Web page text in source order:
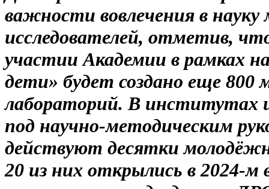
важности вовлечения в
исследователей, отметив,
участии Академии в рамках
дети» будет создано еще 800
лабораторий. В институтах
под научно-методическим
действуют десятки
20 из них открылись в 2024-м